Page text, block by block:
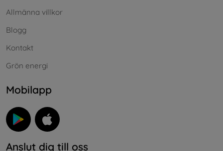
Allmänna villkor
Blogg
Kontakt
Grön energi
Mobilapp
Anslut dig till oss